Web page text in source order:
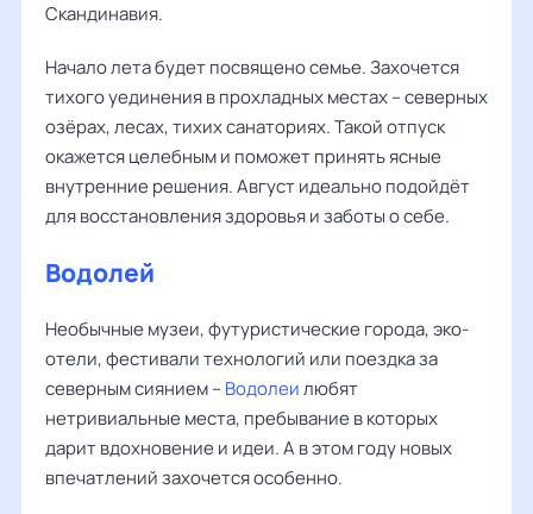
Скандинавия.
Начало лета будет посвящено семье. Захочется
тихого уединения в прохладных местах – северных
озёрах, лесах, тихих санаториях. Такой отпуск
окажется целебным и поможет принять ясные
внутренние решения. Август идеально подойдёт
для восстановления здоровья и заботы о себе.
Водолей
Необычные музеи, футуристические города, эко-
отели, фестивали технологий или поездка за
северным сиянием –Водолеилюбят
нетривиальные места, пребывание в которых
дарит вдохновение и идеи. А в этом году новых
впечатлений захочется особенно.